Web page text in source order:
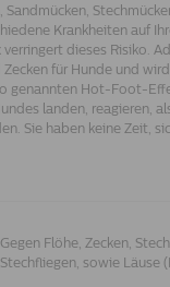
Sandmücken,
Krankheiten auf
verringert dieses Risiko.
für Hunde und
genannten Hot-Foot-
landen, reagieren,
Sie haben keine Zeit,
Gegen Flöhe, Zecken,
Stechfliegen, sowie Läuse